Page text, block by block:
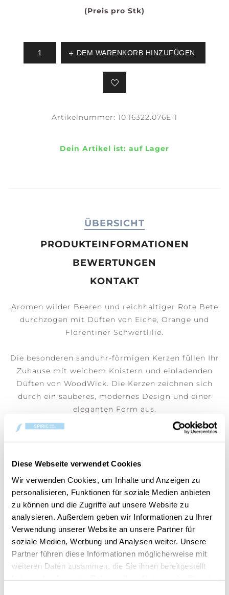
Diese Webseite verwendet Cookies
Wir verwenden Cookies, um Inhalte und Anzeigen zu
personalisieren, Funktionen für soziale Medien anbieten
zu können und die Zugriffe auf unsere Website zu
analysieren. Außerdem geben wir Informationen zu Ihrer
Verwendung unserer Website an unsere Partner für
soziale Medien, Werbung und Analysen weiter. Unsere
Partner führen diese Informationen möglicherweise mit
weiteren Daten zusammen, die Sie ihnen bereitgestellt
(Preis pro Stk)
DEM WARENKORB HINZUFÜGEN
Artikelnummer: 10.16322.076E-1
Dein Artikel ist: auf Lager
ÜBERSICHT
PRODUKTEINFORMATIONEN
BEWERTUNGEN
KONTAKT
Aromen wilder Beeren und reichhaltiger Rote Bete
durchzogen mit Düften von Eiche, Orange und
Florentiner Schwertlilie.
Die besonderen sanduhr-förmigen Kerzen füllen Ihr
Zuhause mit weichem Knistern und einladenden
Düften von WoodWick. Die Kerzen zeichnen sich
durch ein sauberes, modernes Design und einer
eleganten Form aus.
BENUTZER, DIE DIESEN ARTIKEL
GEKAUFT HABEN, HABEN AUCH
GEKAUFT